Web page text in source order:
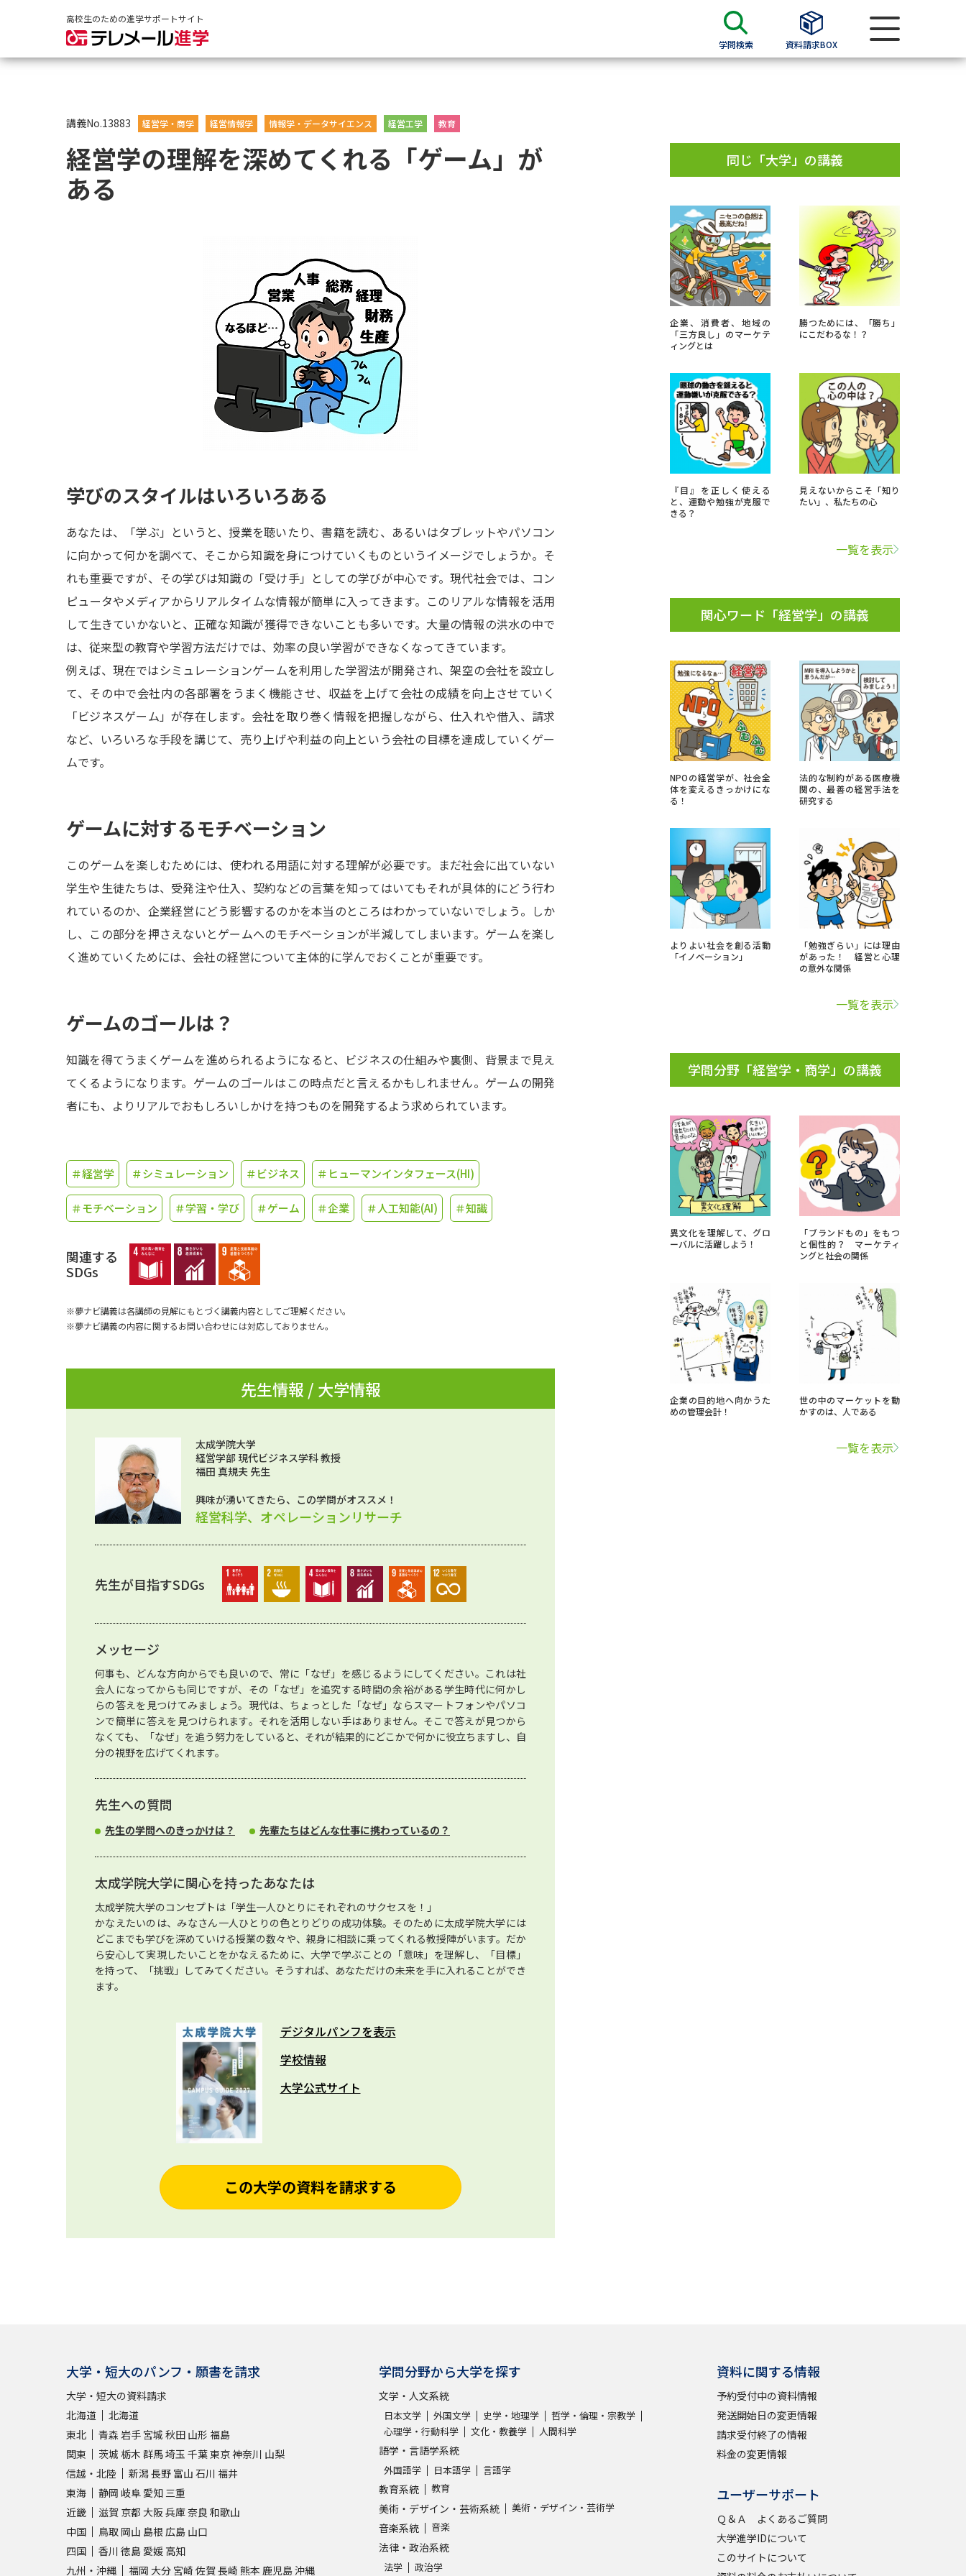
高校生のための進学サポートサイト
学問検索 資料請求BOX
大学・短大の資料種類から請求
大学パンフ
大学入学共通テスト利用選抜の募集要項＆願書
過去問題集
留学・進学関連、塾・予備校
大学入学共通テスト「受験上の配慮案内」の請求
高等学校卒業程度認定試験
小学校教員資格認定試験
大学検索
大学で学べる内容や特徴を調べる
新増設大学・学部・学科特集
データサイエンス特集
進路の３択
新学年スタート号特集ページ（高3生用）
新学年スタート号特集ページ（高2生用）
SELFBRAND特集ページ
オープンキャンパスなどを調べる
オープンキャンパス検索
実施プログラムから探す
資料検索
志望校・出願校を調べる
併願校選び 受験スケジュールを立てよう
先輩が入学を決めた理由
テレメール全国一斉進学調査
新生活お役立ちガイド
大学で学びたい学問発見
学問のミニ講義「夢ナビ講義」 学問分野解説 学問の教科書 夢ナビライブ
Ｑ＆Ａ よくあるご質問
このサイトについて
資料の料金の
受付内容・発送状況の確認 テレメール
お支払いサイト
テレメール進学カタログ 訂正のご案内
講義No.13883 経営学・商学 経営情報学 情報学・データサイエンス 経営工学 教育
経営学の理解を深めてくれる「ゲーム」が
ある
学びのスタイルはいろいろある
あなたは、「学ぶ」というと、授業を聴いたり、書籍を読む、あるいはタブレットやパソコン
に向かって何かを調べて、そこから知識を身につけていくものというイメージでしょうか。そ
れも重要ですが、その学びは知識の「受け手」としての学びが中心です。現代社会では、コン
ピュータやメディアからリアルタイムな情報が簡単に入ってきます。このリアルな情報を活用
して生きていかないと、正確な知識が獲得できないことも多いです。大量の情報の洪水の中で
は、従来型の教育や学習方法だけでは、効率の良い学習ができなくなってきています。
例えば、現在ではシミュレーションゲームを利用した学習法が開発され、架空の会社を設立し
て、その中で会社内の各部署をうまく機能させ、収益を上げて会社の成績を向上させていく
「ビジネスゲーム」が存在します。会社を取り巻く情報を把握しながら、仕入れや借入、請求
など、いろいろな手段を講じて、売り上げや利益の向上という会社の目標を達成していくゲー
ムです。
ゲームに対するモチベーション
このゲームを楽しむためには、使われる用語に対する理解が必要です。まだ社会に出ていない
学生や生徒たちは、受発注や仕入、契約などの言葉を知ってはいてもそれが具体的にどう行わ
れているのか、企業経営にどう影響するのかを本当のところはわかっていないでしょう。しか
し、この部分を押さえないとゲームへのモチベーションが半減してしまいます。ゲームを楽し
く進めていくためには、会社の経営について主体的に学んでおくことが重要です。
ゲームのゴールは？
知識を得てうまくゲームを進められるようになると、ビジネスの仕組みや裏側、背景まで見え
てくるようになります。ゲームのゴールはこの時点だと言えるかもしれません。ゲームの開発
者にも、よりリアルでおもしろいしかけを持つものを開発するよう求められています。
＃経営学 ＃シミュレーション ＃ビジネス ＃ヒューマンインタフェース(HI)
＃モチベーション ＃学習・学び ＃ゲーム ＃企業 ＃人工知能(AI) ＃知識
関連する
SDGs
※夢ナビ講義は各講師の見解にもとづく講義内容としてご理解ください。
※夢ナビ講義の内容に関するお問い合わせには対応しておりません。
先生情報 / 大学情報
太成学院大学
経営学部 現代ビジネス学科 教授
福田 真規夫 先生
興味が湧いてきたら、この学問がオススメ！
経営科学、オペレーションリサーチ
先生が目指すSDGs
メッセージ
何事も、どんな方向からでも良いので、常に「なぜ」を感じるようにしてください。これは社
会人になってからも同じですが、その「なぜ」を追究する時間の余裕がある学生時代に何かし
らの答えを見つけてみましょう。現代は、ちょっとした「なぜ」ならスマートフォンやパソコ
ンで簡単に答えを見つけられます。それを活用しない手はありません。そこで答えが見つから
なくても、「なぜ」を追う努力をしていると、それが結果的にどこかで何かに役立ちますし、自
分の視野を広げてくれます。
先生への質問
先生の学問へのきっかけは？ 先輩たちはどんな仕事に携わっているの？
太成学院大学に関心を持ったあなたは
太成学院大学のコンセプトは「学生一人ひとりにそれぞれのサクセスを！」
かなえたいのは、みなさん一人ひとりの色とりどりの成功体験。そのために太成学院大学には
どこまでも学びを深めていける授業の数々や、親身に相談に乗ってくれる教授陣がいます。だか
ら安心して実現したいことをかなえるために、大学で学ぶことの「意味」を理解し、「目標」
を持って、「挑戦」してみてください。そうすれば、あなただけの未来を手に入れることができ
ます。
デジタルパンフを表示
学校情報
大学公式サイト
この大学の資料を請求する
同じ「大学」の講義
企業、消費者、地域の
「三方良し」のマーケテ
ィングとは
勝つためには、「勝ち」
にこだわるな！？
『目』を正しく使える
と、運動や勉強が克服で
きる？
見えないからこそ「知り
たい」、私たちの心
一覧を表示
関心ワード「経営学」の講義
NPOの経営学が、社会全
体を変えるきっかけにな
る！
法的な制約がある医療機
関の、最善の経営手法を
研究する
よりよい社会を創る活動
「イノベーション」
「勉強ぎらい」には理由
があった！ 経営と心理
の意外な関係
一覧を表示
学問分野「経営学・商学」の講義
異文化を理解して、グロ
ーバルに活躍しよう！
「ブランドもの」をもつ
と個性的？ マーケティ
ングと社会の関係
企業の目的地へ向かうた
めの管理会計！
世の中のマーケットを動
かすのは、人である
一覧を表示
大学・短大のパンフ・願書を請求
大学・短大の資料請求
北海道
北海道
東北
青森 岩手 宮城 秋田 山形 福島
関東
茨城 栃木 群馬埼玉 千葉東京神奈川 山梨
信越・北陸
新潟長野 富山 石川 福井
東海
静岡 岐阜 愛知 三重
近畿
滋賀 京都 大阪兵庫奈良 和歌山
中国
鳥取 岡山 島根 広島 山口
四国
香川 徳島 愛媛 高知
九州・沖縄
福岡 大分 宮崎 佐賀 長崎 熊本 鹿児島沖縄
学問分野から大学を探す
文学・人文系統
日本文学 外国文学 史学・地理学
哲学・倫理・宗教学
心理学・行動科学
文化・教養学 人間科学
語学・言語学系統
外国語学 日本語学 言語学
教育系統 教育
美術・デザイン・芸術系統 美術・デザイン・芸術学
音楽系統 音楽
法律・政治系統
法学 政治学
資料に関する情報
予約受付中の資料情報
発送開始日の変更情報
請求受付終了の情報
料金の変更情報
ユーザーサポート
Ｑ＆Ａ よくあるご質問
大学進学IDについて
このサイトについて